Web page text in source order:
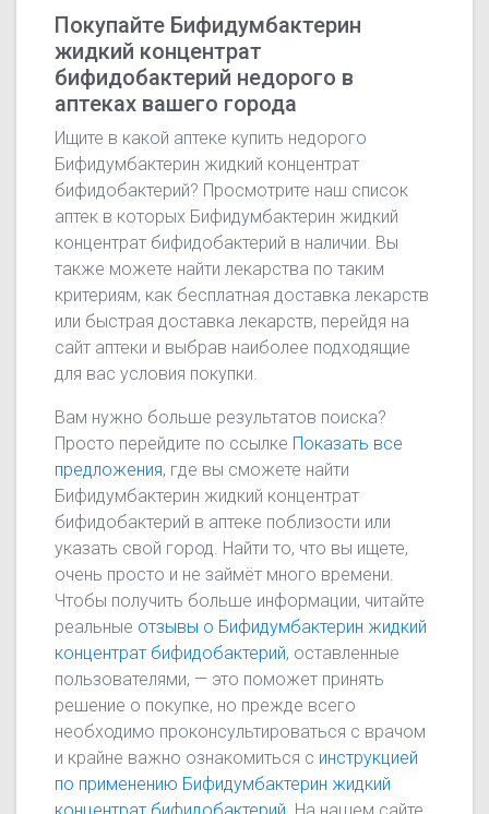
Покупайте Бифидумбактерин
жидкий концентрат
бифидобактерий недорого в
аптеках вашего города
Ищите в какой аптеке купить недорого
Бифидумбактерин жидкий концентрат
бифидобактерий? Просмотрите наш список
аптек в которых Бифидумбактерин жидкий
концентрат бифидобактерий в наличии. Вы
также можете найти лекарства по таким
критериям, как бесплатная доставка лекарств
или быстрая доставка лекарств, перейдя на
сайт аптеки и выбрав наиболее подходящие
для вас условия покупки.
Вам нужно больше результатов поиска?
Просто перейдите по ссылке Показать все
предложения, где вы сможете найти
Бифидумбактерин жидкий концентрат
бифидобактерий в аптеке поблизости или
указать свой город. Найти то, что вы ищете,
очень просто и не займёт много времени.
Чтобы получить больше информации, читайте
реальные отзывы о Бифидумбактерин жидкий
концентрат бифидобактерий, оставленные
пользователями, — это поможет принять
решение о покупке, но прежде всего
необходимо проконсультироваться с врачом
и крайне важно ознакомиться с инструкцией
по применению Бифидумбактерин жидкий